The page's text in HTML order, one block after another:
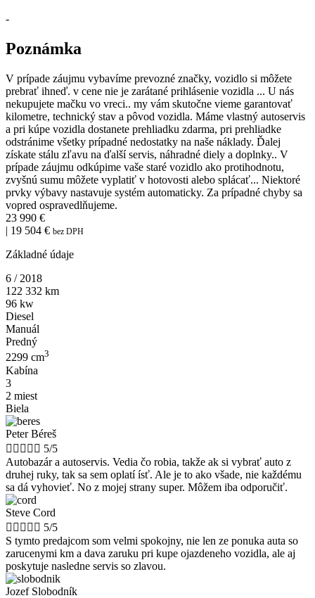
-
Poznámka
V prípade záujmu vybavíme prevozné značky, vozidlo si môžete
prebrať ihneď. v cene nie je zarátané prihlásenie vozidla ... U nás
nekupujete mačku vo vreci.. my vám skutočne vieme garantovať
kilometre, technický stav a pôvod vozidla. Máme vlastný autoservis
a pri kúpe vozidla dostanete prehliadku zdarma, pri prehliadke
odstránime všetky prípadné nedostatky na naše náklady. Ďalej
získate stálu zľavu na ďalší servis, náhradné diely a doplnky.. V
prípade záujmu odkúpime vaše staré vozidlo ako protihodnotu,
zvyšnú sumu môžete vyplatiť v hotovosti alebo splácať... Niektoré
prvky výbavy nastavuje systém automaticky. Za prípadné chyby sa
vopred ospravedlňujeme.
23 990 €
| 19 504 € bez DPH
Základné údaje
6 / 2018
122 332 km
96 kw
Diesel
Manuál
Predný
2299 cm3
Kabína
3
2 miest
Biela
Peter Béreš
     5/5
Autobazár a autoservis. Vedia čo robia, takže ak si vybrať auto z
druhej ruky, tak sa sem oplatí ísť. Ale je to ako všade, nie každému
sa dá vyhovieť. No z mojej strany super. Môžem iba odporučiť.
Steve Cord
     5/5
S tymto predajcom som velmi spokojny, nie len ze ponuka auta so
zarucenymi km a dava zaruku pri kupe ojazdeneho vozidla, ale aj
poskytuje nasledne servis so zlavou.
Jozef Slobodník